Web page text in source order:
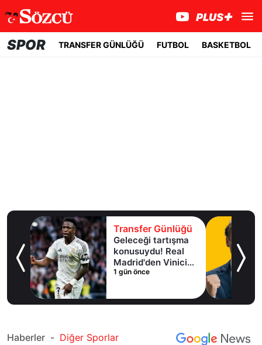
SPOR TRANSFER GÜNLÜĞÜ FUTBOL BASKETBOL
Transfer Günlüğü
Geleceği tartışma
konusuydu! Real
Madrid'den Vinicius
Junior kararı
1 gün önce
Haberler - Diğer Sporlar